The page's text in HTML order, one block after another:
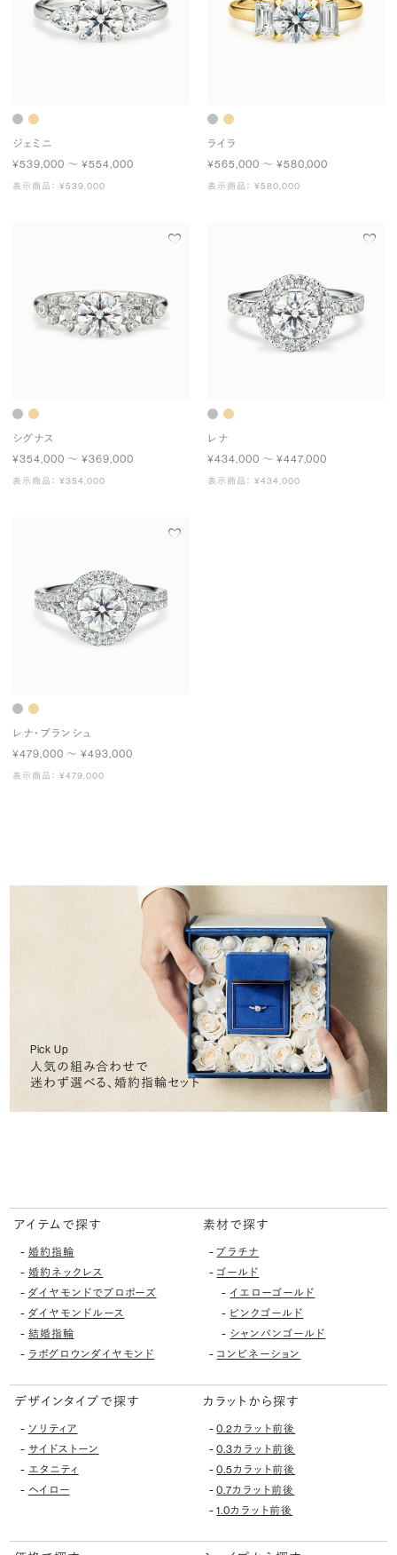
ジェミニ
¥539,000 〜 ¥554,000
表示商品： ¥539,000
ライラ
¥565,000 〜 ¥580,000
表示商品： ¥580,000
シグナス
¥354,000 〜 ¥369,000
表示商品： ¥354,000
レナ
¥434,000 〜 ¥447,000
表示商品： ¥434,000
レナ・ブランシュ
¥479,000 〜 ¥493,000
表示商品： ¥479,000
Pick Up
人気の組み合わせで
迷わず選べる、婚約指輪セット
アイテムで探す
- 婚約指輪
- 婚約ネックレス
- ダイヤモンドでプロポーズ
- ダイヤモンドルース
- 結婚指輪
- ラボグロウンダイヤモンド
素材で探す
-プラチナ
- ゴールド
-イエローゴールド
- ピンクゴールド
- シャンパンゴールド
- コンビネーション
デザインタイプで探す
- ソリティア
- サイドストーン
- エタニティ
- ヘイロー
カラットから探す
-0.2カラット前後
-0.3カラット前後
-0.5カラット前後
-0.7カラット前後
-1.0カラット前後